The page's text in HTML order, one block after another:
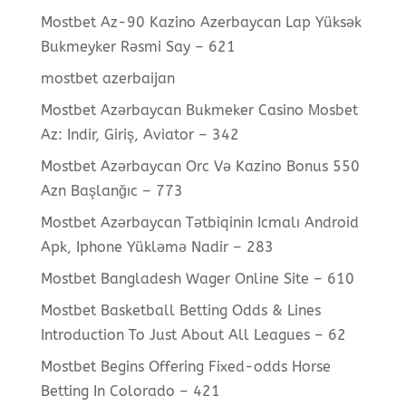
Mostbet Az-90 Kazino Azerbaycan Lap Yüksək
Bukmeyker Rəsmi Say – 621
mostbet azerbaijan
Mostbet Azərbaycan Bukmeker Casino Мosbet
Az: Indir, Giriş, Aviator – 342
Mostbet Azərbaycan Orc Və Kazino Bonus 550
Azn Başlanğıc – 773
Mostbet Azərbaycan Tətbiqinin Icmalı Android
Apk, Iphone Yükləmə Nadir – 283
Mostbet Bangladesh Wager Online Site – 610
Mostbet Basketball Betting Odds & Lines
Introduction To Just About All Leagues – 62
Mostbet Begins Offering Fixed-odds Horse
Betting In Colorado – 421